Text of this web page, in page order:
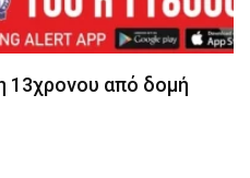
13χρονου από δομή